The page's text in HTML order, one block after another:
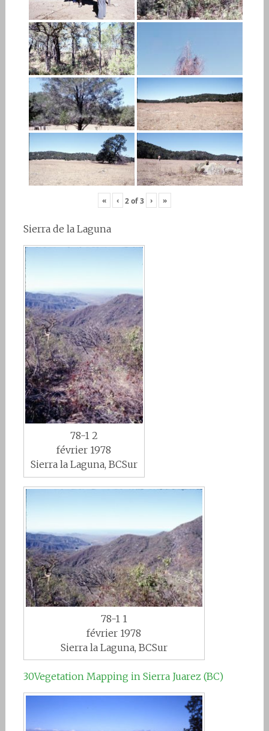
« ‹ 2of3 › »
Sierra de la Laguna
78-1 2
février 1978
Sierra la Laguna, BCSur
78-1 1
février 1978
Sierra la Laguna, BCSur
30Vegetation Mapping in Sierra Juarez (BC)